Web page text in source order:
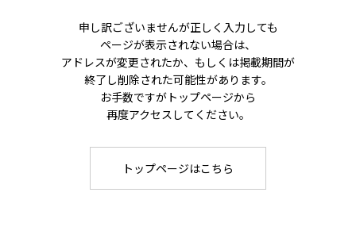
申し訳ございませんが正しく入力しても
ページが表示されない場合は、
アドレスが変更されたか、もしくは掲載期間が
終了し削除された可能性があります。
お手数ですがトップページから
再度アクセスしてください。
トップページはこちら